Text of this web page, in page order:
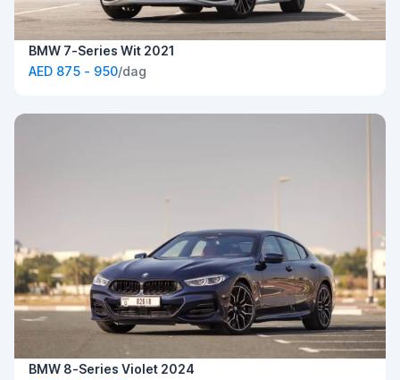
BMW 7-Series Wit 2021
AED 875 - 950/dag
BMW 8-Series Violet 2024